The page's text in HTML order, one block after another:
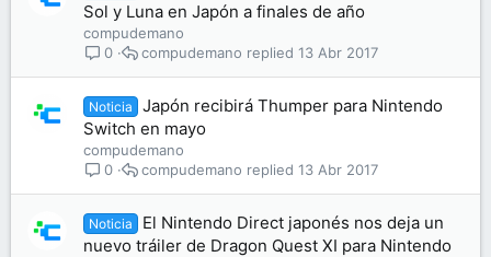
Sol y Luna en Japón a finales de año
compudemano
0
13 Abr 2017
compudemano
Noticia
Japón recibirá Thumper para Nintendo
Switch en mayo
compudemano
0
13 Abr 2017
compudemano
Noticia
El Nintendo Direct japonés nos deja un
nuevo tráiler de Dragon Quest XI para Nintendo